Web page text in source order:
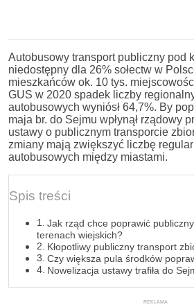
Autobusowy transport publiczny pod
niedostępny dla 26% sołectw w
mieszkańców ok. 10 tys.
GUS w 2020 spadek liczby
autobusowych wyniósł 64,7%. By
maja br. do Sejmu wpłynął rządowy
ustawy o publicznym transporcie
zmiany mają zwiększyć liczbę
autobusowych między miastami.
Spis treści
Jak rząd chce poprawić
terenach wiejskich?
Kłopotliwy publiczny transport
Czy większa pula środków
Nowelizacja ustawy trafiła do
REKLAMA